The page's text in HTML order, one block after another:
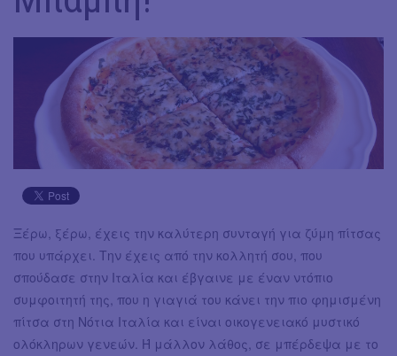
Ξέρω, ξέρω, έχεις την καλύτερη συνταγή για ζύμη πίτσας
που υπάρχει. Την έχεις από την κολλητή σου, που
σπούδασε στην Ιταλία και έβγαινε με έναν ντόπιο
συμφοιτητή της, που η γιαγιά του κάνει την πιο φημισμένη
πίτσα στη Νότια Ιταλία και είναι οικογενειακό μυστικό
ολόκληρων γενεών. Ή μάλλον λάθος, σε μπέρδεψα με το